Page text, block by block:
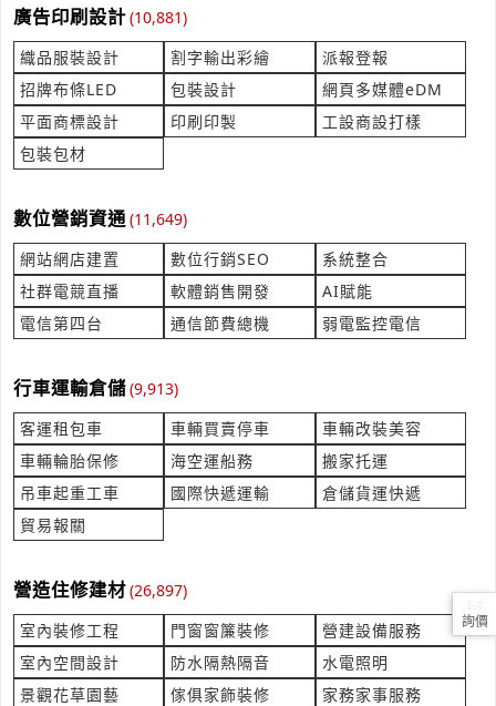
您好， 制服製作
產業:紡織巾襪服裝製造代理
來自:日OO合OO師OO所 詢價
時間:08/05 16:03
立即報價
***4@suncpa.com.tw
詢價 想要請問倉庫價格?
來自:張OO 詢價
時間:08/05 16:03
***yfmchang@mmtw.tw
鑄鐵載重型人孔蓋（圓形）
產業:金屬礦業
時間:08/05 16:01
***33969478@gmail.com
國光牌特級液壓油 46AWS
產業:油品石化
來自:陳OO 詢價
時間:08/05 15:50
立即報價
***382@yahoo.com.tw
鹿港 廁所整修 統包
產業:建物修繕拆除
來自:工OO營OO限OO 詢價
時間:08/05 15:42
***t0933470613@gmail.com
廣告印刷設計(10,881)
織品服裝設計
割字輸出彩繪
派報登報
招牌布條LED
包裝設計
網頁多媒體eDM
平面商標設計
印刷印製
工設商設打樣
包裝包材
數位營銷資通 (11,649)
網站網店建置
數位行銷SEO
系統整合
社群電競直播
軟體銷售開發
AI賦能
電信第四台
通信節費總機 弱電監控電信
行車運輸倉儲(9,913)
客運租包車
車輛買賣停車
車輛改裝美容
車輛輪胎保修
海空運船務
搬家托運
吊車起重工車
國際快遞運輸
倉儲貨運快遞
貿易報關
營造住修建材(26,897)
室內裝修工程
門窗窗簾裝修
營建設備服務
室內空間設計
防水隔熱隔音
水電照明
景觀花草園藝
傢俱家飾裝修
家務家事服務
詢價